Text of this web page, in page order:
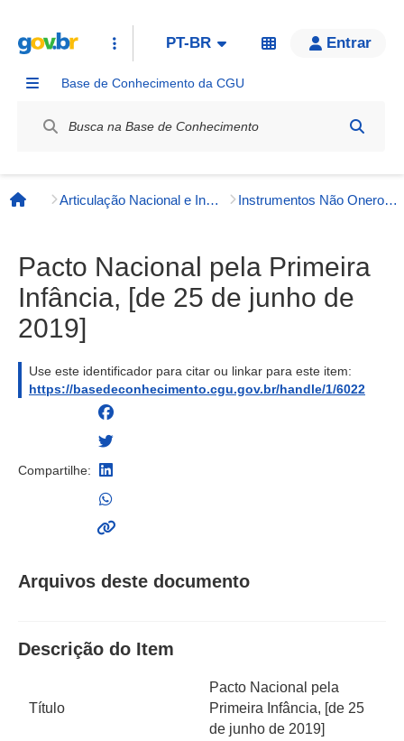
PT-BR Entrar
Base de Conhecimento da CGU
Página inicial
Articulação Nacional e Internacional Instrumentos Não Onerosos
Pacto Nacional pela Primeira
Infância, [de 25 de junho de
2019]
Use este identificador para citar ou linkar para este item:
https://basedeconhecimento.cgu.gov.br/handle/1/6022
Compartilhe:
Arquivos deste documento
Descrição do Item
Título
Pacto Nacional pela
Primeira Infância, [de 25
de junho de 2019]